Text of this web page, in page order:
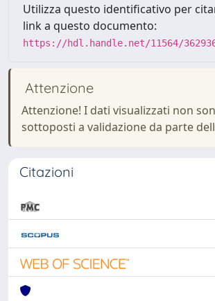
Utilizza questo identificativo per
link a questo documento:
https://hdl.handle.net/11564/
Attenzione
Attenzione! I dati visualizzati non
sottoposti a validazione da parte
Citazioni